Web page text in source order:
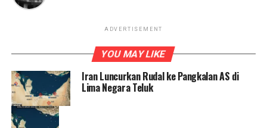
ADVERTISEMENT
YOU MAY LIKE
Iran Luncurkan Rudal ke Pangkalan AS di
Lima Negara Teluk